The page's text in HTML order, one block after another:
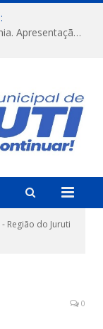
FESTRIBAL 2026 – No Coração da Amazônia. Apresentação da Munduruku.
Região do Juruti
0